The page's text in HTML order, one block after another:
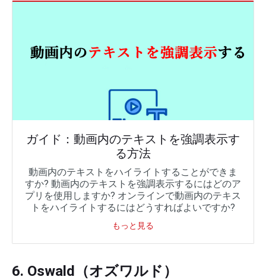
ガイド：動画内のテキストを強調表示す
る方法
動画内のテキストをハイライトすることができま
すか? 動画内のテキストを強調表示するにはどのア
プリを使用しますか? オンラインで動画内のテキス
トをハイライトするにはどうすればよいですか?
もっと見る
6. Oswald（オズワルド）